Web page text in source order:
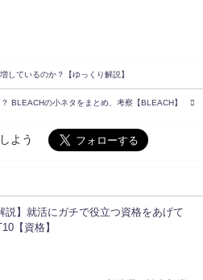
しているのか？【ゆっくり解説】
BLEACHの小ネタをまとめ、考察【BLEACH】
よう
説】就活にガチで役立つ資格をあげて
【資格】